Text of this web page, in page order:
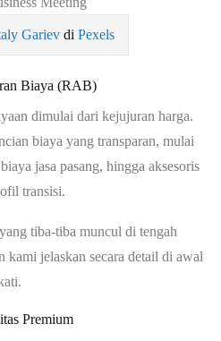
Gariev di Pexels
Biaya (RAB)
dimulai dari kejujuran harga.
biaya yang transparan, mulai
jasa pasang, hingga aksesoris
transisi.
tiba-tiba muncul di tengah
kami jelaskan secara detail di awal
Premium